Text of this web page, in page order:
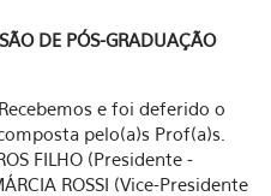
DE PÓS-GRADUAÇÃO
Recebemos e foi deferido o
pelo(a)s Prof(a)s.
FILHO (Presidente -
ROSSI (Vice-Presidente